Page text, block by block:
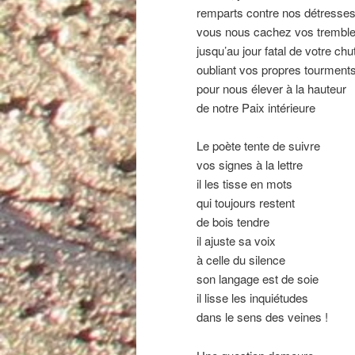
remparts contre nos détresses
vous nous cachez vos
jusqu’au jour fatal de votre
oubliant vos propres tourments
pour nous élever à la hauteur
de notre Paix intérieure
Le poète tente de suivre
vos signes à la lettre
il les tisse en mots
qui toujours restent
de bois tendre
il ajuste sa voix
à celle du silence
son langage est de soie
il lisse les inquiétudes
dans le sens des veines !